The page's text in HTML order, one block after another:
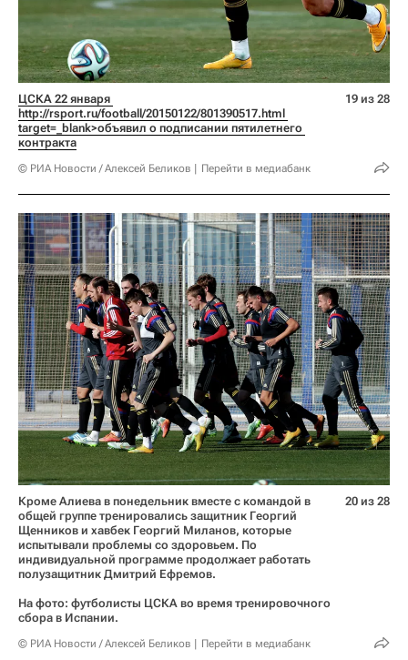
http://rsport.ru/football/20150122/801390517.html
target=_blank>объявил о подписании пятилетнего
контракта
© РИА Новости / Алексей Беликов Перейти в медиабанк
19 из 28
Кроме Алиева в понедельник вместе с командой в
общей группе тренировались защитник Георгий
Щенников и хавбек Георгий Миланов, которые
испытывали проблемы со здоровьем. По
индивидуальной программе продолжает работать
полузащитник Дмитрий Ефремов.
На фото: футболисты ЦСКА во время тренировочного
сбора в Испании.
© РИА Новости / Алексей Беликов Перейти в медиабанк
20 из 28